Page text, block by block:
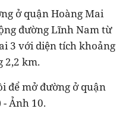
ở quận Hoàng Mai
đường Lĩnh Nam từ
3 với diện tích khoảng
2,2 km.